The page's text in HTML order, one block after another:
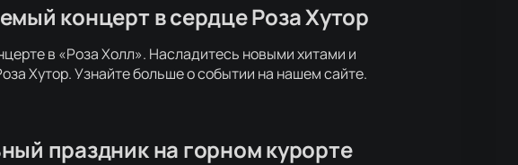
концерт в сердце Роза Хутор
в «Роза Холл». Насладитесь новыми хитами и
Хутор. Узнайте больше о событии на нашем сайте.
праздник на горном курорте